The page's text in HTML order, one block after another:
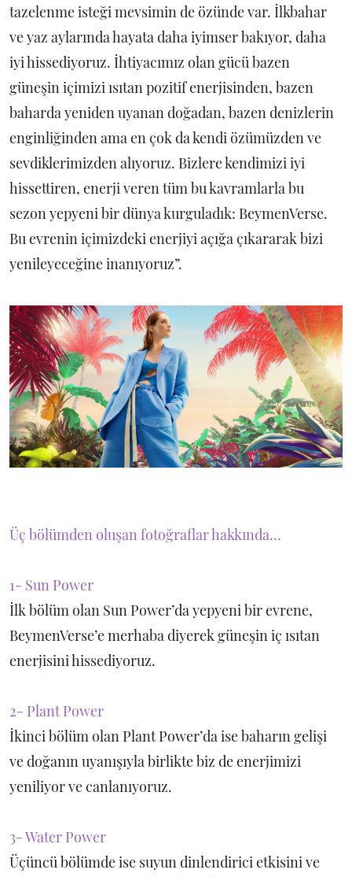
tazelenme isteği mevsimin de özünde var. İlkbahar
ve yaz aylarında hayata daha iyimser bakıyor, daha
iyi hissediyoruz. İhtiyacımız olan gücü bazen
güneşin içimizi ısıtan pozitif enerjisinden, bazen
baharda yeniden uyanan doğadan, bazen denizlerin
enginliğinden ama en çok da kendi özümüzden ve
sevdiklerimizden alıyoruz. Bizlere kendimizi iyi
hissettiren, enerji veren tüm bu kavramlarla bu
sezon yepyeni bir dünya kurguladık: BeymenVerse.
Bu evrenin içimizdeki enerjiyi açığa çıkararak bizi
yenileyeceğine inanıyoruz”.
Üç bölümden oluşan fotoğraflar hakkında…
1- Sun Power
İlk bölüm olan Sun Power’da yepyeni bir evrene,
BeymenVerse’e merhaba diyerek güneşin iç ısıtan
enerjisini hissediyoruz.
2- Plant Power
İkinci bölüm olan Plant Power’da ise baharın gelişi
ve doğanın uyanışıyla birlikte biz de enerjimizi
yeniliyor ve canlanıyoruz.
3- Water Power
Üçüncü bölümde ise suyun dinlendirici etkisini ve